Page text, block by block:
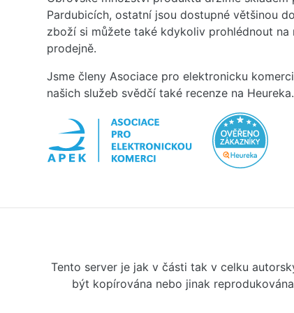
Pardubicích, ostatní jsou dostupné většinou
zboží si můžete také kdykoliv prohlédnout na
prodejně.
Jsme členy Asociace pro elektronicku
našich služeb svědčí také recenze na
Tento server je jak v části tak v celku
být kopírována nebo jinak